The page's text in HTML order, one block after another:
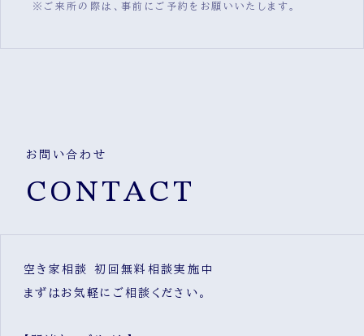
※ご来所の際は、事前にご予約をお願いいたします。
お問い合わせ
CONTACT
空き家相談 初回無料相談実施中
まずはお気軽にご相談ください。